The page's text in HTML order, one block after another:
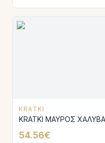
KRATKI
KRATKI ΜΑΥΡΟΣ
54.56€